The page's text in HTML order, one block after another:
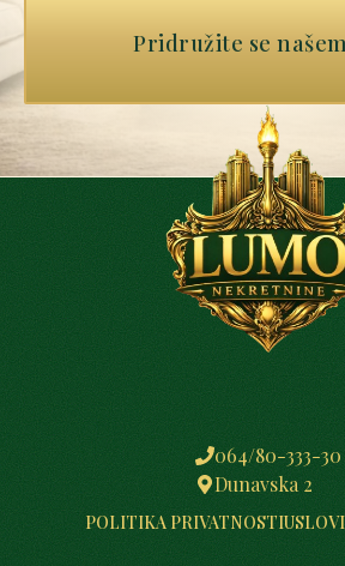
Pridružite se
064/80-333-30
Dunavska 2
POLITIKA PRIVATNOSTI